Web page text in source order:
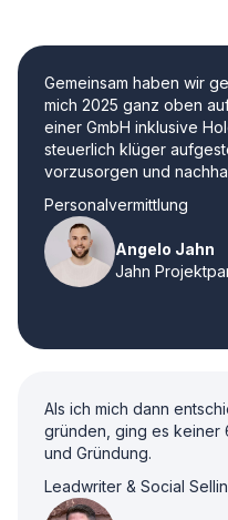
Gemeinsam haben wir
mich 2025 ganz oben
einer GmbH inklusive
steuerlich klüger
vorzusorgen und
Personalvermittlung
Angelo Jahn
Jahn
Als ich mich dann
gründen, ging es keiner
und Gründung.
Leadwriter & Social